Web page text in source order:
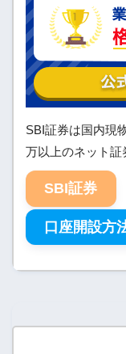
SBI証券は国内現
万以上のネット証
SBI証券
口座開設方